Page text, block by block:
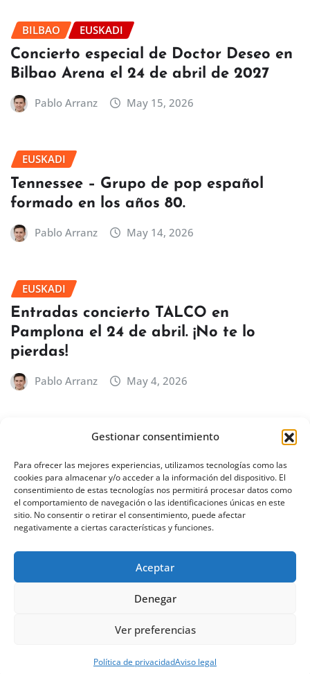
Gestionar consentimiento
Para ofrecer las mejores experiencias, utilizamos tecnologías como las
cookies para almacenar y/o acceder a la información del dispositivo. El
consentimiento de estas tecnologías nos permitirá procesar datos como
el comportamiento de navegación o las identificaciones únicas en este
sitio. No consentir o retirar el consentimiento, puede afectar
negativamente a ciertas características y funciones.
Aceptar
Denegar
Ver preferencias
Política de privacidadAviso legal
BILBAO EUSKADI
Concierto especial de Doctor Deseo en
Bilbao Arena el 24 de abril de 2027
Pablo Arranz May 15, 2026
EUSKADI
Tennessee – Grupo de pop español
formado en los años 80.
Pablo Arranz May 14, 2026
EUSKADI
Entradas concierto TALCO en
Pamplona el 24 de abril. ¡No te lo
pierdas!
Pablo Arranz May 4, 2026
EUSKADI
Concierto de Íñigo Quintero en Bilbao
– 18 de febrero de 2027
Pablo Arranz Abr 30, 2026
WordPress|NewsCorndeThemeArile